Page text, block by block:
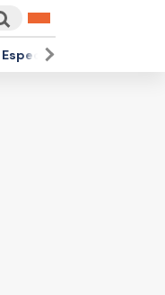
Espectáculos